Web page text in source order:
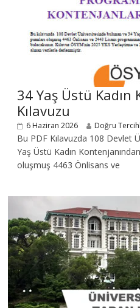
34 Yaş Üstü Kadın
Kılavuzu
6 Haziran 2026 Doğru
Bu PDF Kılavuzda 108 Devlet
Yaş Üstü Kadın
oluşmuş 4463 Önlisans ve